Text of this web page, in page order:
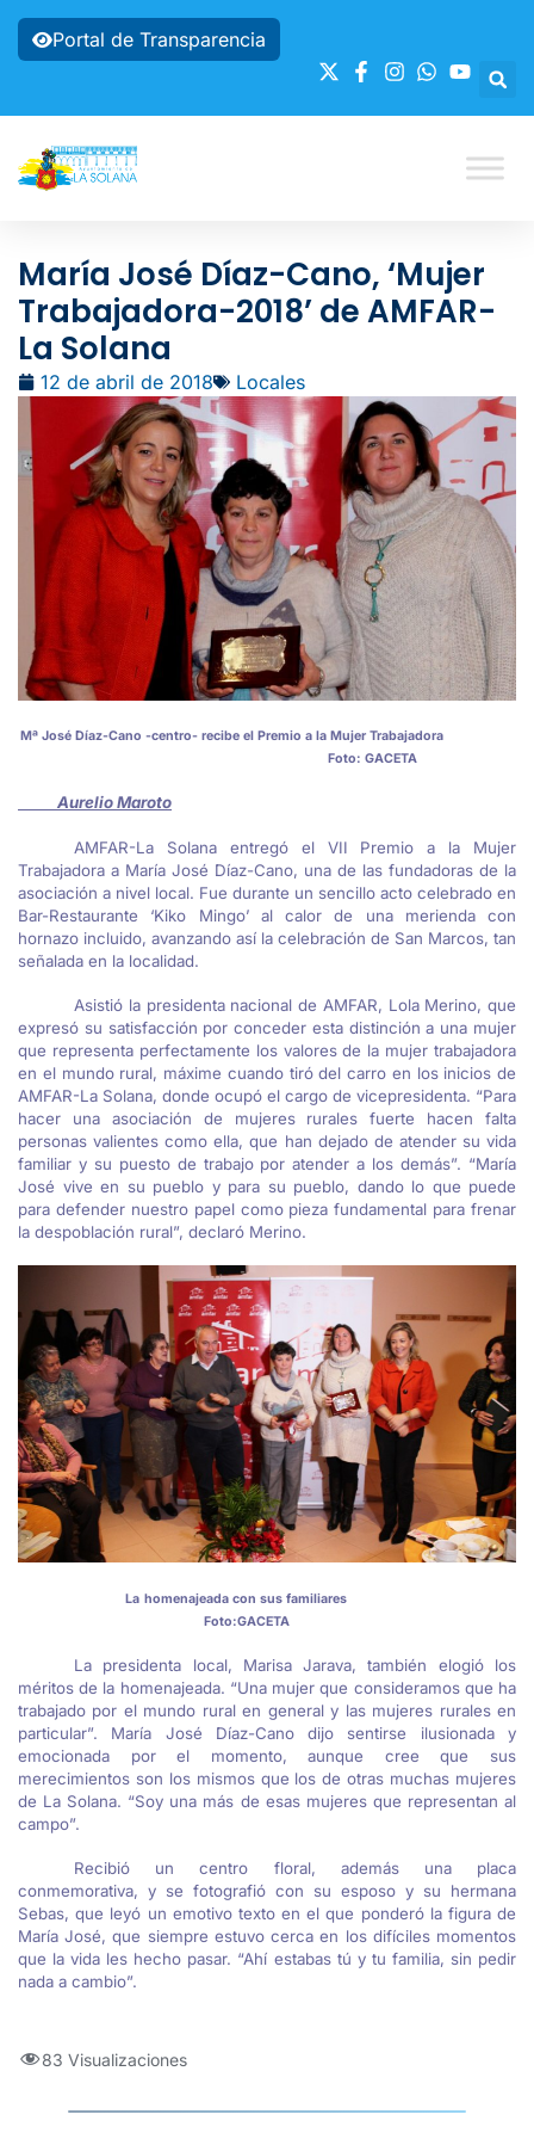
Portal de Transparencia
María José Díaz-Cano, ‘Mujer
Trabajadora-2018’ de AMFAR-
La Solana
12 de abril de 2018 Locales
Mª José Díaz-Cano -centro- recibe el Premio a la Mujer Trabajadora
Foto: GACETA
Aurelio Maroto
AMFAR-La Solana entregó el VII Premio a la Mujer
Trabajadora a María José Díaz-Cano, una de las fundadoras de la
asociación a nivel local. Fue durante un sencillo acto celebrado en
Bar-Restaurante ‘Kiko Mingo’ al calor de una merienda con
hornazo incluido, avanzando así la celebración de San Marcos, tan
señalada en la localidad.
Asistió la presidenta nacional de AMFAR, Lola Merino, que
expresó su satisfacción por conceder esta distinción a una mujer
que representa perfectamente los valores de la mujer trabajadora
en el mundo rural, máxime cuando tiró del carro en los inicios de
AMFAR-La Solana, donde ocupó el cargo de vicepresidenta. “Para
hacer una asociación de mujeres rurales fuerte hacen falta
personas valientes como ella, que han dejado de atender su vida
familiar y su puesto de trabajo por atender a los demás”. “María
José vive en su pueblo y para su pueblo, dando lo que puede
para defender nuestro papel como pieza fundamental para frenar
la despoblación rural”, declaró Merino.
La homenajeada con sus familiares
Foto:GACETA
La presidenta local, Marisa Jarava, también elogió los
méritos de la homenajeada. “Una mujer que consideramos que ha
trabajado por el mundo rural en general y las mujeres rurales en
particular”. María José Díaz-Cano dijo sentirse ilusionada y
emocionada por el momento, aunque cree que sus
merecimientos son los mismos que los de otras muchas mujeres
de La Solana. “Soy una más de esas mujeres que representan al
campo”.
Recibió un centro floral, además una placa
conmemorativa, y se fotografió con su esposo y su hermana
Sebas, que leyó un emotivo texto en el que ponderó la figura de
María José, que siempre estuvo cerca en los difíciles momentos
que la vida les hecho pasar. “Ahí estabas tú y tu familia, sin pedir
nada a cambio”.
83 Visualizaciones